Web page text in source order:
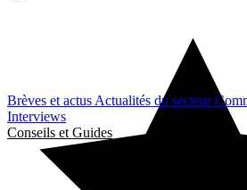
Brèves et actus Actualités du secteur
Interviews
Conseils et Guides